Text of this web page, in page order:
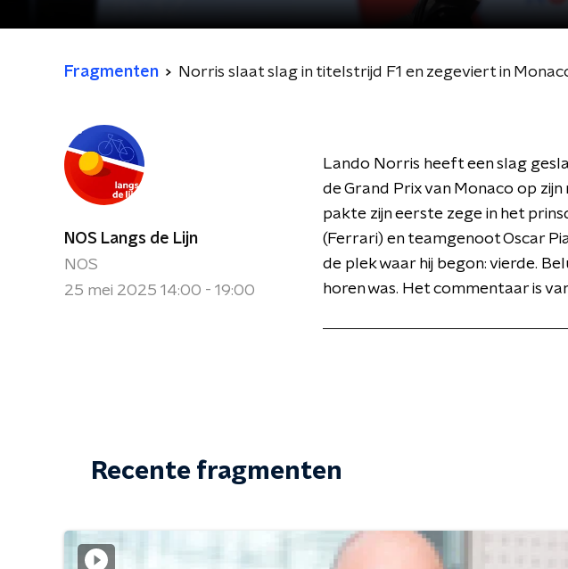
Fragmenten Norris slaat slag in titelstrijd F1 en zegeviert in
NOS Langs de Lijn
NOS
25 mei 2025 14:00 - 19:00
Lando Norris heeft een slag
de Grand Prix van Monaco op
pakte zijn eerste zege in het
(Ferrari) en teamgenoot Oscar
de plek waar hij begon: vierde.
horen was. Het commentaar is
Recente fragmenten